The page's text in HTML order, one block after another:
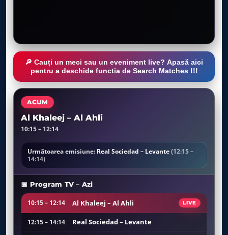
🔎 Cauți un meci sau un eveniment live? Apasă aici
pentru a deschide functia de Search Matches !!!
ACUM
Al Khaleej – Al Ahli
10:15 – 12:14
Următoarea emisiune: Real Sociedad – Levante(12:15 –
14:14)
📅 Program TV – Azi
10:15 – 12:14 Al Khaleej – Al Ahli LIVE
12:15 – 14:14 Real Sociedad – Levante